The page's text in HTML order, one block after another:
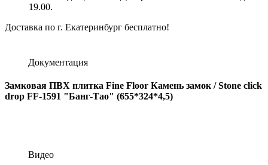
19.00.
Доставка по г. Екатеринбург бесплатно!
Документация
Замковая ПВХ плитка Fine Floor Камень замок / Stone click
drop FF-1591 "Банг-Тао" (655*324*4,5)
Видео